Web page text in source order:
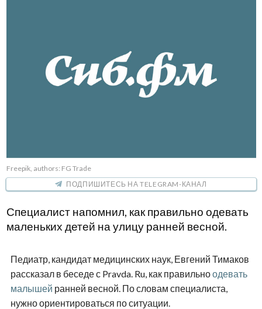
Freepik, authors: FG Trade
ПОДПИШИТЕСЬ НА TELEGRAM-КАНАЛ
Специалист напомнил, как правильно одевать
маленьких детей на улицу ранней весной.
Педиатр, кандидат медицинских наук, Евгений Тимаков
рассказал в беседе с Pravda. Ru, как правильноодевать
малышей ранней весной. По словам специалиста,
нужно ориентироваться по ситуации.